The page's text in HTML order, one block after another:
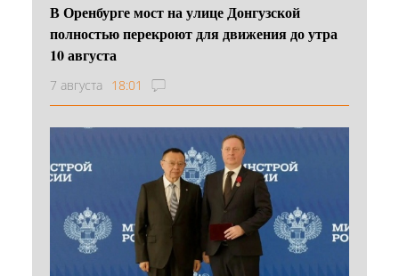
В Оренбурге мост на улице Донгузской
полностью перекроют для движения до утра
10 августа
7 августа 18:01